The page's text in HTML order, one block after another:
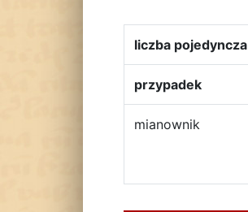
liczba pojedyncza
przypadek
mianownik